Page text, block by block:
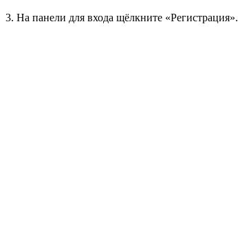
3. На панели для входа щёлкните «Регистрация».